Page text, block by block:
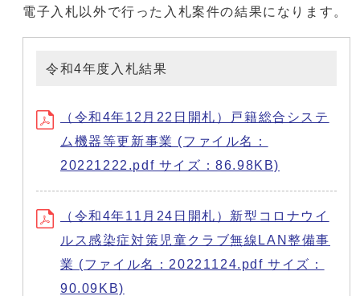
電子入札以外で行った入札案件の結果になります。
令和4年度入札結果
（令和4年12月22日開札）戸籍総合システ
ム機器等更新事業 (ファイル名：
20221222.pdf サイズ：86.98KB)
（令和4年11月24日開札）新型コロナウイ
ルス感染症対策児童クラブ無線LAN整備事
業 (ファイル名：20221124.pdf サイズ：
90.09KB)